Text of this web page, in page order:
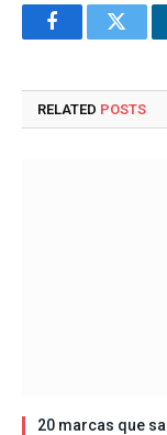
Facebook
RELATED POSTS
20 marcas que